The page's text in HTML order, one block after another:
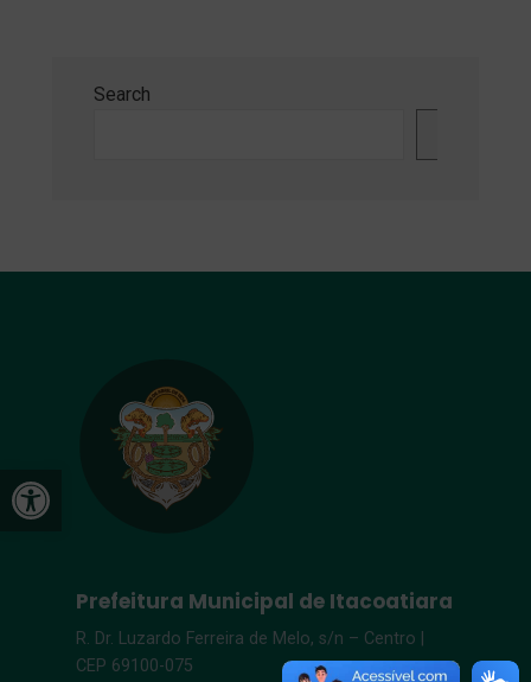
Open toolbar
Search
Prefeitura Municipal de Itacoatiara
R. Dr. Luzardo Ferreira de Melo, s/n – Centro |
CEP 69100-075